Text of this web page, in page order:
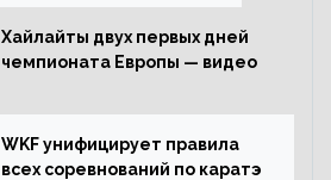
Хайлайты двух первых дней
чемпионата Европы — видео
WKF унифицирует правила
всех соревнований по каратэ